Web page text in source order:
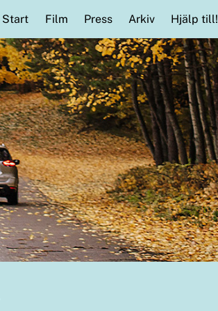
Start Film Press Arkiv Hjälp till!